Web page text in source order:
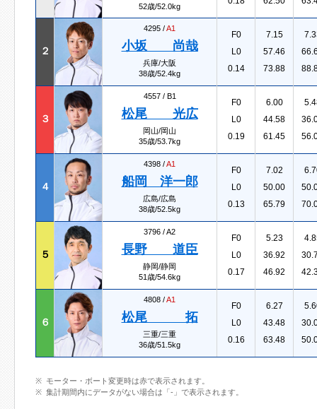
52歳/52.0kg
２
4295 /A1
小坂 尚哉
兵庫/大阪
38歳/52.4kg
F0
L0
0.14
7.15
57.46
73.88
３
4557 / B1
松尾 光広
岡山/岡山
35歳/53.7kg
F0
L0
0.19
6.00
44.58
61.45
４
4398 /A1
船岡 洋一郎
広島/広島
38歳/52.5kg
F0
L0
0.13
7.02
50.00
65.79
５
3796 /A2
長野 道臣
静岡/静岡
51歳/54.6kg
F0
L0
0.17
5.23
36.92
46.92
６
4808 /A1
松尾 拓
三重/三重
36歳/51.5kg
F0
L0
0.16
6.27
43.48
63.48
モーター・ボート変更時は赤で表示されます。
集計期間内にデータがない場合は「-」で表示されます。